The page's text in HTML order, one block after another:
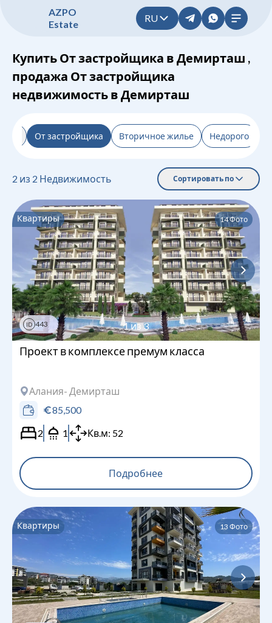
AZPO
Estate
RU
Купить От застройщика в Демирташ ,
продажа От застройщика
недвижимость в Демирташ
Вторичное жилье Недорого
От застройщика
2 из 2 Недвижимость Сортировать по
Квартиры 14Фото
ID 443 1из3
Проект в комплексе премум класса
Алания- Демирташ
85,500
2
1 Кв.м: 52
Подробнее
Квартиры 13 Фото